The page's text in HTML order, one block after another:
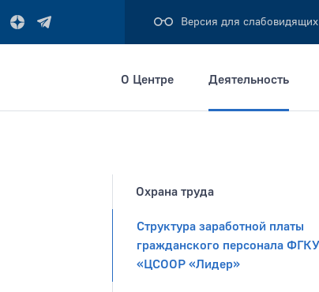
Версия для слабовидящих
О Центре Деятельность
Охрана труда
Структура заработной платы
гражданского персонала ФГКУ
«ЦСООР «Лидер»